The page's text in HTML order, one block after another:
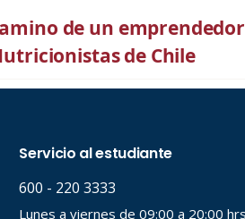
de un emprendedor
de Chile